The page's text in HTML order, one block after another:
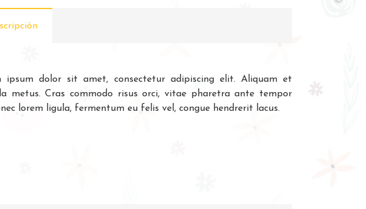
ipsum dolor sit amet, consectetur adipiscing elit. Aliquam et
metus. Cras commodo risus orci, vitae pharetra ante tempor
lorem ligula, fermentum eu felis vel, congue hendrerit lacus.